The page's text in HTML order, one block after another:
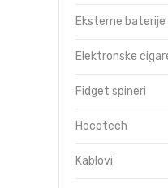
Eksterne baterije
Elektronske
Fidget spineri
Hocotech
Kablovi